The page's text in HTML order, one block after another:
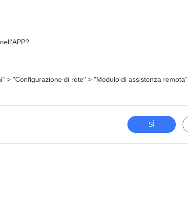
> "Configurazione di rete" > "Modulo di assistenza remota".
SÌ